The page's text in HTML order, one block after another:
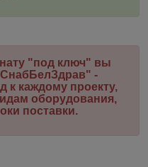
"под ключ" вы
-
к каждому проекту,
оборудования,
поставки.